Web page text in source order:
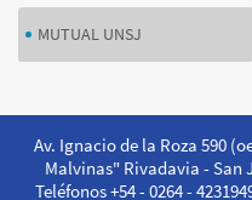
MUTUAL UNSJ
Av. Ignacio de la Roza 590
Malvinas" Rivadavia - San
Teléfonos +54 - 0264 -